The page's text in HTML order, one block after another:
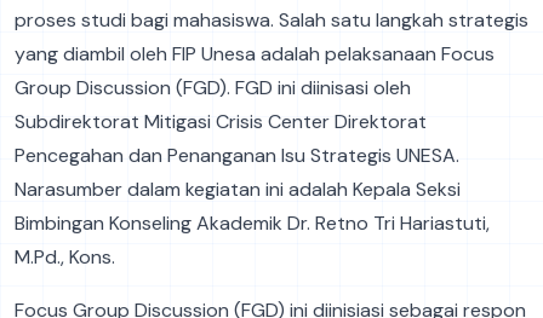
proses studi bagi mahasiswa. Salah satu langkah strategis
yang diambil oleh FIP Unesa adalah pelaksanaan Focus
Group Discussion (FGD). FGD ini diinisasi oleh
Subdirektorat Mitigasi Crisis Center Direktorat
Pencegahan dan Penanganan Isu Strategis UNESA.
Narasumber dalam kegiatan ini adalah Kepala Seksi
Bimbingan Konseling Akademik Dr. Retno Tri Hariastuti,
M.Pd., Kons.
Focus Group Discussion (FGD) ini diinisiasi sebagai respon